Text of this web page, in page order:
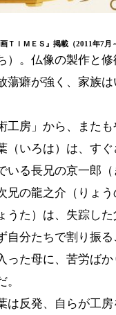
ＴＩＭＥＳ』掲載（2011年7月
。仏像の製作と修
癖が強く、家族は
房」から、またも
（いろは）は、す
いる長兄の京一郎（
兄の龍之介（りょ
うた）は、失踪し
自分たちで割り振
った母に、苦労ば
反発、自らが工房